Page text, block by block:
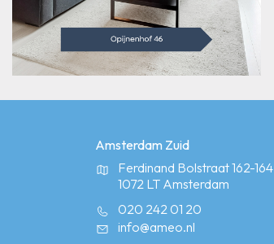
Amsterdam Zuid
Ferdinand Bolstraat 162-164
1072 LT Amsterdam
020 242 01 20
info@ameo.nl